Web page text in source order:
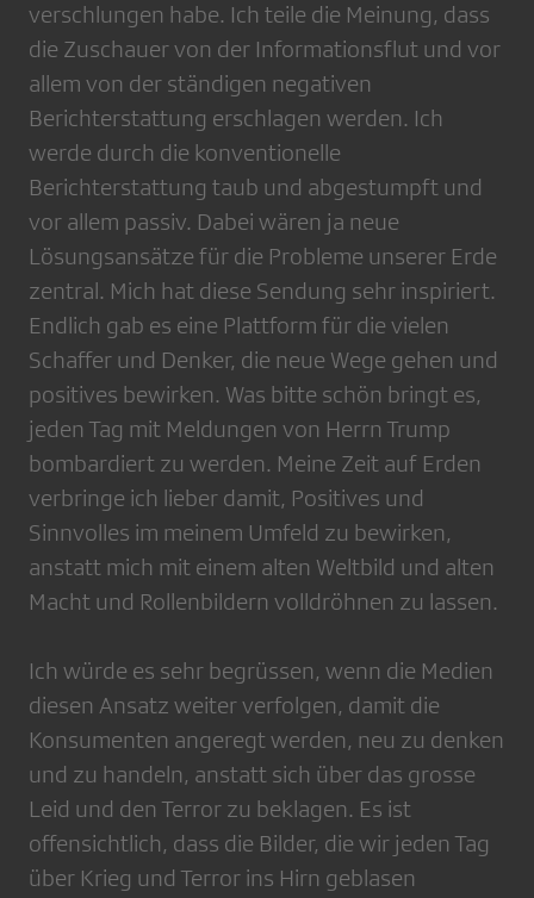
verschlungen habe. Ich teile die Meinung, dass
die Zuschauer von der Informationsflut und vor
allem von der ständigen negativen
Berichterstattung erschlagen werden. Ich
werde durch die konventionelle
Berichterstattung taub und abgestumpft und
vor allem passiv. Dabei wären ja neue
Lösungsansätze für die Probleme unserer Erde
zentral. Mich hat diese Sendung sehr inspiriert.
Endlich gab es eine Plattform für die vielen
Schaffer und Denker, die neue Wege gehen und
positives bewirken. Was bitte schön bringt es,
jeden Tag mit Meldungen von Herrn Trump
bombardiert zu werden. Meine Zeit auf Erden
verbringe ich lieber damit, Positives und
Sinnvolles im meinem Umfeld zu bewirken,
anstatt mich mit einem alten Weltbild und alten
Macht und Rollenbildern volldröhnen zu lassen.
Ich würde es sehr begrüssen, wenn die Medien
diesen Ansatz weiter verfolgen, damit die
Konsumenten angeregt werden, neu zu denken
und zu handeln, anstatt sich über das grosse
Leid und den Terror zu beklagen. Es ist
offensichtlich, dass die Bilder, die wir jeden Tag
über Krieg und Terror ins Hirn geblasen